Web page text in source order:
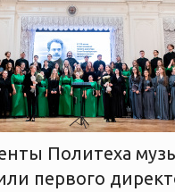
Политеха
первого